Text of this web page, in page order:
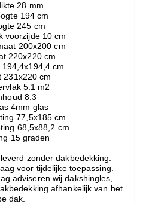
28 mm
194 cm
245 cm
voorzijde 10 cm
200x200 cm
220x220 cm
194,4x194,4 cm
231x220 cm
5.1 m2
8.3
4mm glas
77,5x185 cm
68,5x88,2 cm
15 graden
zonder dakbedekking.
voor tijdelijke toepassing.
adviseren wij dakshingles,
afhankelijk van het
dak.